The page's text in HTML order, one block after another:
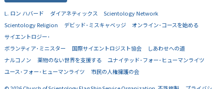
L. ロン ハバード ダイアネティックス
Scientology Network
Scientology Religion
デビッド･ミスキャベッジ
オンライン･コースを始める
サイエントロジー･
ボランティア･ミニスター
国際サイエントロジスト協会
しあわせへの道
ナルコノン
薬物のない世界を支援する
ユナイテッド･フォー･ヒューマンライツ
ユース･フォー･ヒューマンライツ
市民の人権擁護の会